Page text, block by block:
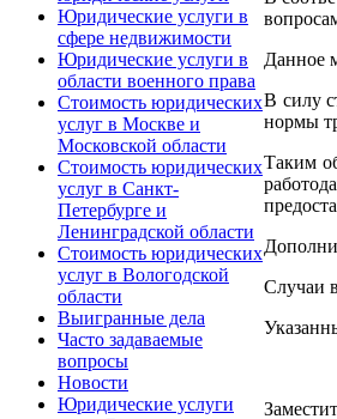
Юридические услуги в
сфере недвижимости
Юридические услуги в
области военного права
Стоимость юридических
услуг в Москве и
Московской области
Стоимость юридических
услуг в Санкт-
Петербурге и
Ленинградской области
Стоимость юридических
услуг в Вологодской
области
Выигранные дела
Часто задаваемые
вопросы
Новости
Юридические услуги
Данное
В силу
нормы
Таким
Случаи